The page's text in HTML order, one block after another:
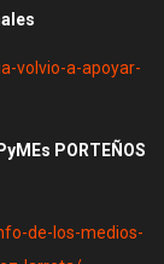
volvio-a-apoyar-
PORTEÑOS
de-los-medios-